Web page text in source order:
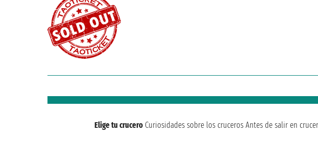
Elige tu crucero Curiosidades sobre los cruceros Antes de salir en